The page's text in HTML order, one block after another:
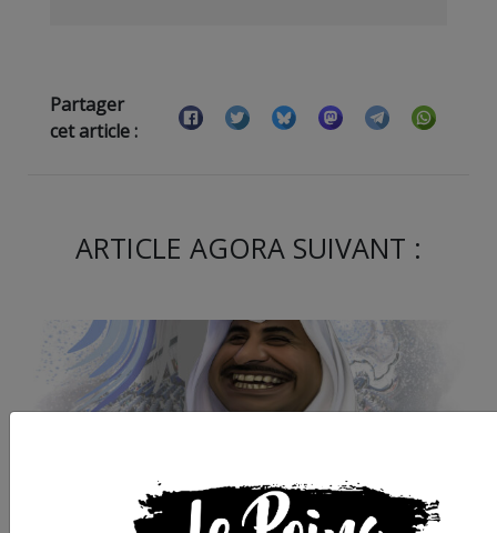
Partager
cet article :
ARTICLE AGORA SUIVANT :